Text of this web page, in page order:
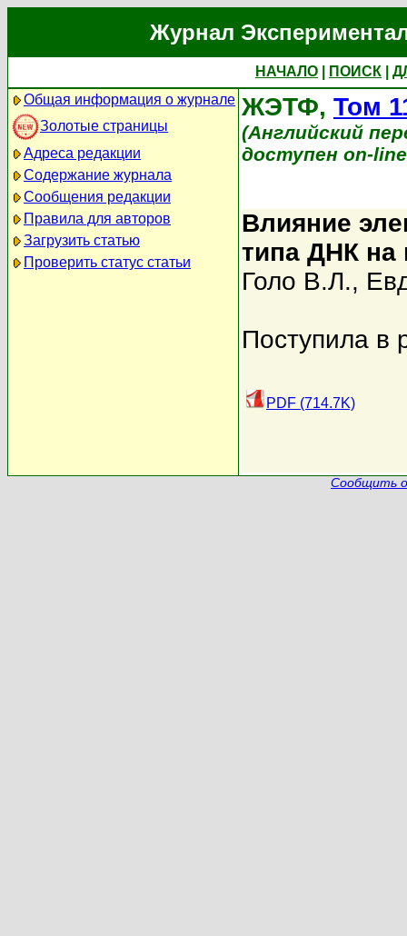
Журнал
НАЧАЛО ПОИСК
Общая информация о журнале
Золотые страницы
Адреса редакции
Содержание журнала
Сообщения редакции
Правила для авторов
Загрузить статью
Проверить статус статьи
ЖЭТФ, Том
(Английский
доступен on-
Влияние
типа ДНК на
Голо В.Л.,
Поступила в
PDF (714.7K)
Сообщить о